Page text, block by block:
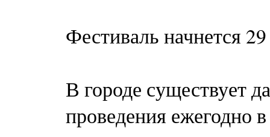
Фестиваль начнется
В городе существует
проведения ежегодно